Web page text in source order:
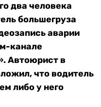
два человека
большегруза
аварии
канале
Автоюрист в
что водитель
либо у него